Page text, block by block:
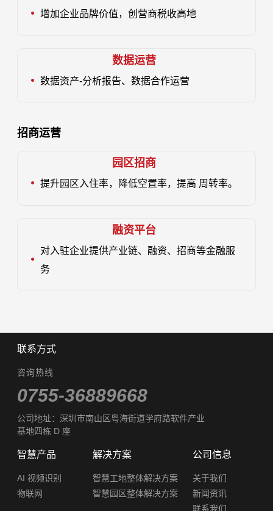
增加企业品牌价值，创营商税收高地
数据运营
数据资产-分析报告、数据合作运营
招商运营
园区招商
提升园区入住率，降低空置率，提高 周转率。
融资平台
对入驻企业提供产业链、融资、招商等金融服
务
联系方式
咨询热线
0755-36889668
公司地址：深圳市南山区粤海街道学府路软件产业
基地四栋 D 座
智慧产品
AI 视频识别
物联网
解决方案
智慧工地整体解决方案
智慧园区整体解决方案
公司信息
关于我们
新闻资讯
联系我们